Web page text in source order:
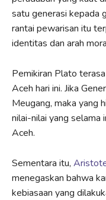
satu generasi kepada
rantai pewarisan itu
identitas dan arah
Pemikiran Plato
Aceh hari ini. Jika
Meugang, maka yang
nilai-nilai yang selama
Aceh.
Sementara itu,
menegaskan bahwa
kebiasaan yang